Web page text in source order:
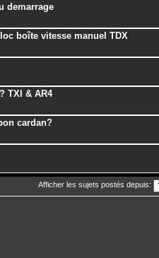
demarrage
boîte vitesse manuel TDX
TXI & AR4
cardan?
Afficher les sujets postés depuis: